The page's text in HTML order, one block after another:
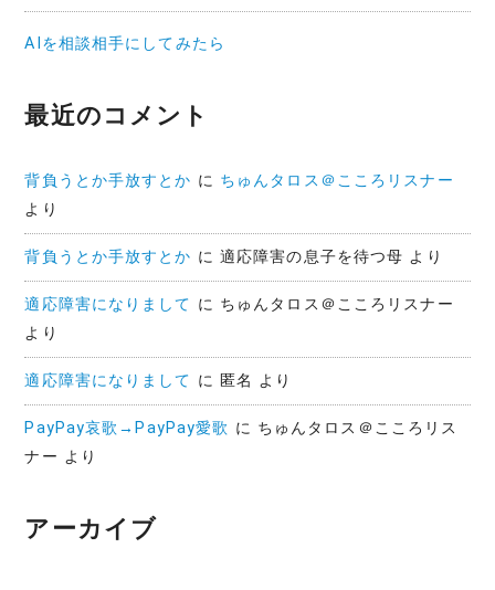
AIを相談相手にしてみたら
最近のコメント
背負うとか手放すとか に ちゅんタロス＠こころリスナー
より
背負うとか手放すとか に 適応障害の息子を待つ母 より
適応障害になりまして に ちゅんタロス＠こころリスナー
より
適応障害になりまして に 匿名 より
PayPay哀歌→PayPay愛歌 に ちゅんタロス＠こころリス
ナー より
アーカイブ